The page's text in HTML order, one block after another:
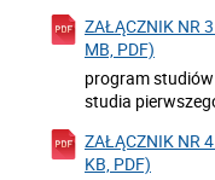
ZAŁĄCZNIK NR
MB, PDF)
program
studia
ZAŁĄCZNIK NR
KB, PDF)